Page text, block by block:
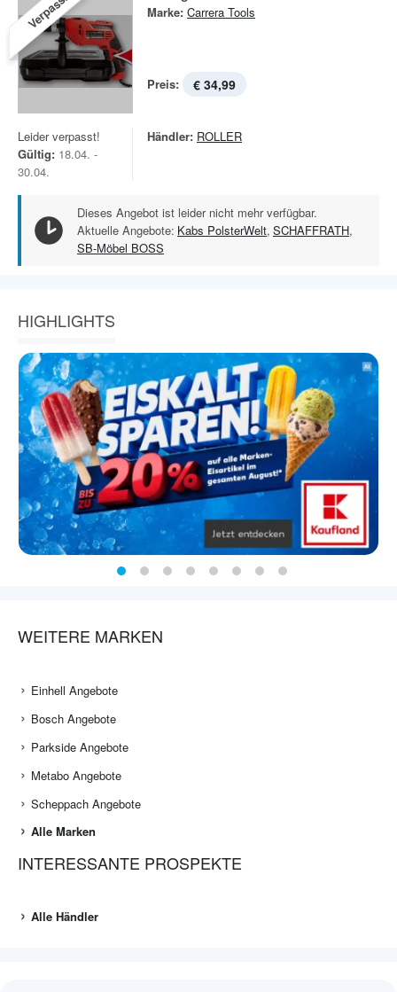
Verpasst! Marke: Carrera Tools
Preis: € 34,99
Leider verpasst!
Gültig: 18.04. -
30.04.
Händler: ROLLER
Dieses Angebot ist leider nicht mehr verfügbar.
Aktuelle Angebote: Kabs PolsterWelt, SCHAFFRATH,
SB-Möbel BOSS
HIGHLIGHTS
WEITERE MARKEN
Einhell Angebote
Bosch Angebote
Parkside Angebote
Metabo Angebote
Scheppach Angebote
Alle Marken
INTERESSANTE PROSPEKTE
Alle Händler